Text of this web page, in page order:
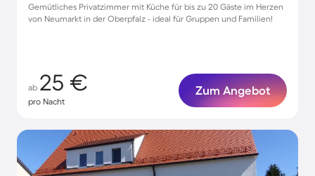
Gemütliches Privatzimmer mit Küche für bis zu 20 Gäste im Herzen
von Neumarkt in der Oberpfalz - ideal für Gruppen und Familien!
ab 25 €
pro Nacht
Zum Angebot